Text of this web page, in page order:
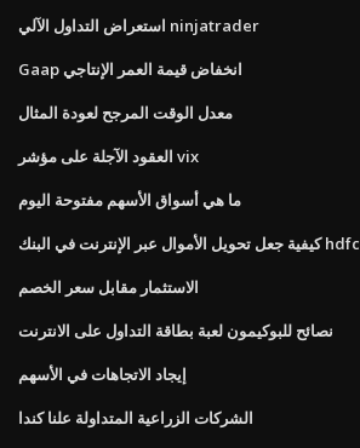
استعراض التداول الآلي ninjatrader
Gaap انخفاض قيمة العمر الإنتاجي
معدل الوقت المرجح لعودة المثال
العقود الآجلة على مؤشر vix
ما هي أسواق الأسهم مفتوحة اليوم
كيفية جعل تحويل الأموال عبر الإنترنت في البنك hdfc
الاستثمار مقابل سعر الخصم
نصائح للبوكيمون لعبة بطاقة التداول على الانترنت
إيجاد الاتجاهات في الأسهم
الشركات الزراعية المتداولة علنا ​​كندا